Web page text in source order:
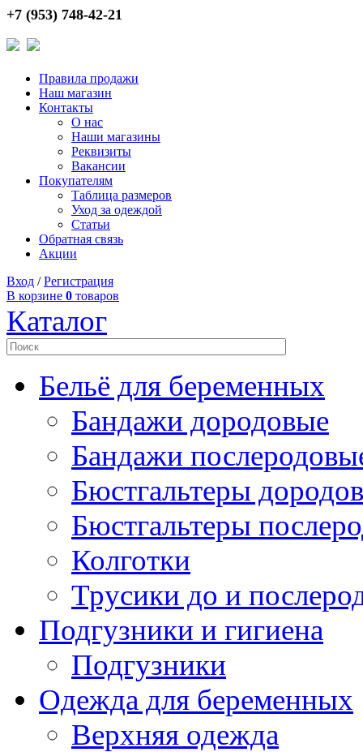
+7 (953) 748-42-21
Правила продажи
Наш магазин
Контакты
О нас
Наши магазины
Реквизиты
Вакансии
Покупателям
Таблица размеров
Уход за одеждой
Статьи
Обратная связь
Акции
Вход /Регистрация
В корзине 0 товаров
Каталог
Бельё для беременных
Бандажи дородовые
Бандажи
Бюстгальтеры
Бюстгальтеры
Колготки
Трусики до и
Подгузники и гигиена
Подгузники
Одежда для беременных
Верхняя одежда